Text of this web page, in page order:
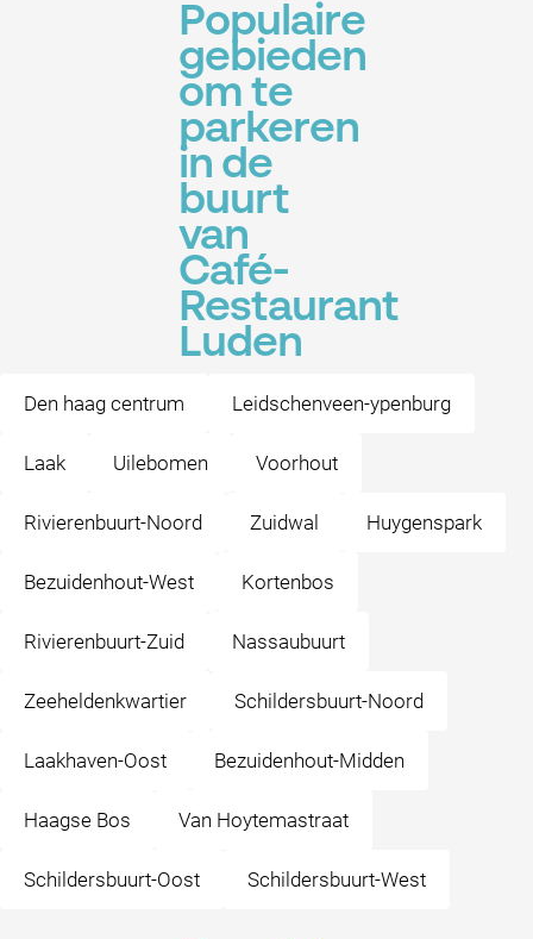
Populaire
gebieden
om te
parkeren
in de
buurt
van
Café-
Restaurant
Luden
Den haag centrum Leidschenveen-ypenburg
Laak Uilebomen Voorhout
Rivierenbuurt-Noord Zuidwal Huygenspark
Bezuidenhout-West Kortenbos
Rivierenbuurt-Zuid Nassaubuurt
Zeeheldenkwartier Schildersbuurt-Noord
Laakhaven-Oost Bezuidenhout-Midden
Haagse Bos Van Hoytemastraat
Schildersbuurt-Oost Schildersbuurt-West